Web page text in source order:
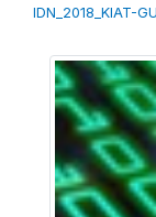
IDN_2018_KIAT-